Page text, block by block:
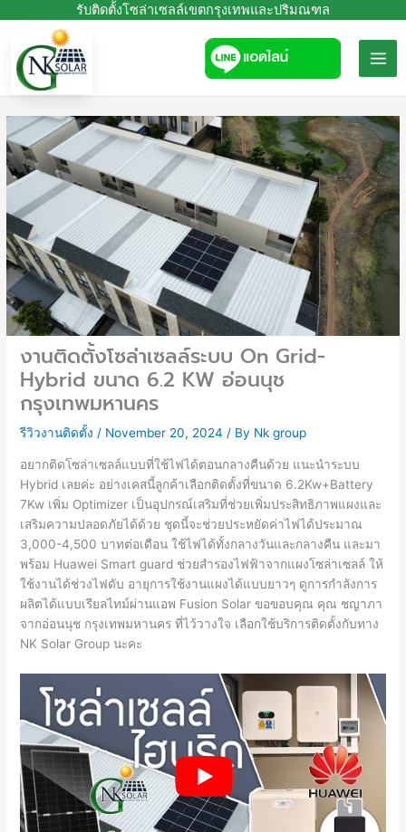
content
รับติดตั้งโซล่าเซลล์เขตกรุงเทพและปริมณฑล
งานติดตั้งโซล่าเซลล์ระบบ On Grid-
Hybrid ขนาด 6.2 KW อ่อนนุช
กรุงเทพมหานคร
รีวิวงานติดตั้ง / November 20, 2024/ By Nk group
อยากติดโซล่าเซลล์แบบที่ใช้ไฟได้ตอนกลางคืนด้วย แนะนำระบบ
Hybrid เลยค่ะ อย่างเคสนี้ลูกค้าเลือกติดตั้งที่ขนาด 6.2Kw+Battery
7Kw เพิ่ม Optimizer เป็นอุปกรณ์เสริมที่ช่วยเพิ่มประสิทธิภาพแผงและ
เสริมความปลอดภัยได้ด้วย ชุดนี้จะช่วยประหยัดค่าไฟได้ประมาณ
3,000-4,500 บาทต่อเดือน ใช้ไฟได้ทั้งกลางวันและกลางคืน และมา
พร้อม Huawei Smart guard ช่วยสำรองไฟฟ้าจากแผงโซล่าเซลล์ ให้
ใช้งานได้ช่วงไฟดับ อายุการใช้งานแผงได้แบบยาวๆ ดูการกำลังการ
ผลิตได้แบบเรียลไทม์ผ่านแอพ Fusion Solar ขอขอบคุณ คุณ ชญาภา
จากอ่อนนุช กรุงเทพมหานคร ที่ไว้วางใจ เลือกใช้บริการติดตั้งกับทาง
NK Solar Group นะคะ